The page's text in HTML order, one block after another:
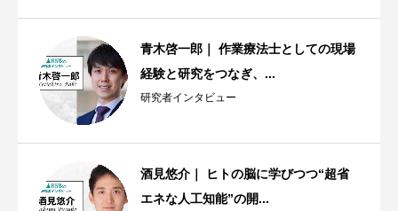
青木啓一郎｜ 作業療法士としての現場
経験と研究をつなぎ、...
研究者インタビュー
酒見悠介｜ ヒトの脳に学びつつ“超省
エネな人工知能”の開...